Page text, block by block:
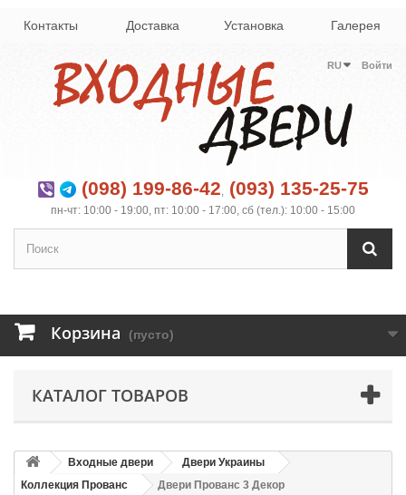
Контакты Доставка Установка Галерея
Войти
RU
(098) 199-86-42, (093) 135-25-75
пн-чт: 10:00 - 19:00, пт: 10:00 - 17:00, сб (тел.): 10:00 - 15:00
Корзина (пусто)
КАТАЛОГ ТОВАРОВ
Входные двери
Двери Украины
Коллекция Прованс
Двери Прованс 3 Декор